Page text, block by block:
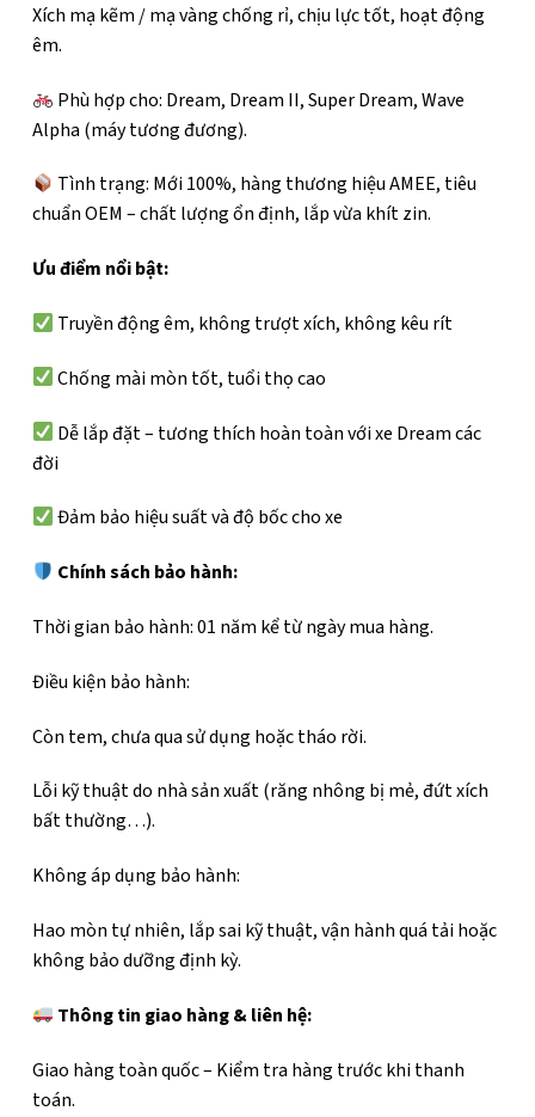
Xích mạ kẽm / mạ vàng chống rỉ, chịu lực tốt, hoạt động
êm.
Phù hợp cho: Dream, Dream II, Super Dream, Wave
Alpha (máy tương đương).
Tình trạng: Mới 100%, hàng thương hiệu AMEE, tiêu
chuẩn OEM – chất lượng ổn định, lắp vừa khít zin.
Ưu điểm nổi bật:
Truyền động êm, không trượt xích, không kêu rít
Chống mài mòn tốt, tuổi thọ cao
Dễ lắp đặt – tương thích hoàn toàn với xe Dream các
đời
Đảm bảo hiệu suất và độ bốc cho xe
Chính sách bảo hành:
Thời gian bảo hành: 01 năm kể từ ngày mua hàng.
Điều kiện bảo hành:
Còn tem, chưa qua sử dụng hoặc tháo rời.
Lỗi kỹ thuật do nhà sản xuất (răng nhông bị mẻ, đứt xích
bất thường…).
Không áp dụng bảo hành:
Hao mòn tự nhiên, lắp sai kỹ thuật, vận hành quá tải hoặc
không bảo dưỡng định kỳ.
Thông tin giao hàng & liên hệ:
Giao hàng toàn quốc – Kiểm tra hàng trước khi thanh
toán.